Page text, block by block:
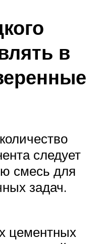
в
следует
смесь для
задач.
цементных